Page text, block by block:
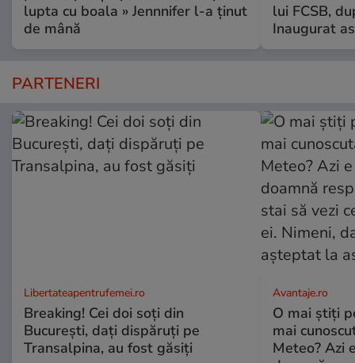
lupta cu boala » Jennnifer l-a ținut
de mână
lui FCSB,
Inaugurat
PARTENERI
Libertateapentrufemei.ro
Breaking! Cei doi soți din
București, dați dispăruți pe
Transalpina, au fost găsiți
Avantaje.ro
O mai știți
mai
Meteo? Azi